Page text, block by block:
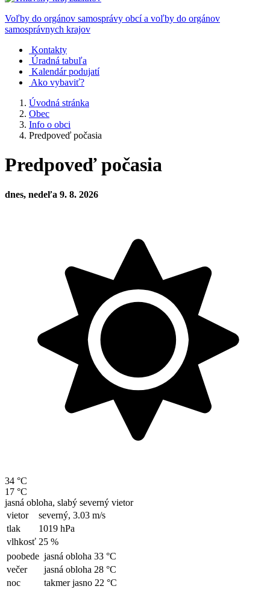
Voľby do orgánov samosprávy obcí a voľby do orgánov
samosprávnych krajov
Kontakty
Úradná tabuľa
Kalendár podujatí
Ako vybaviť?
Úvodná stránka
Obec
Info o obci
Predpoveď počasia
Predpoveď počasia
dnes, nedeľa 9. 8. 2026
34 °C
17 °C
jasná obloha, slabý severný vietor
vietor
severný, 3.03 m/s
tlak
1019 hPa
vlhkosť 25 %
poobede jasná obloha 33 °C
večer
jasná obloha 28 °C
noc
takmer jasno 22 °C